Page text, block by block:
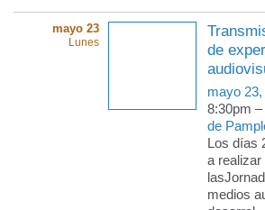
mayo 23
Lunes
de
mayo 23,
8:30pm –
de
Los días
a
medios